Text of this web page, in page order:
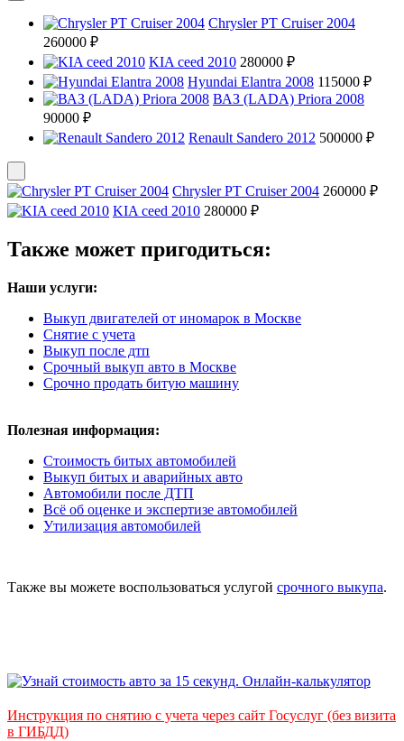
Chrysler PT Cruiser 2004
260000 ₽
KIA ceed 2010 280000 ₽
Hyundai Elantra 2008 115000 ₽
ВАЗ (LADA) Priora 2008
90000 ₽
Renault Sandero 2012 500000 ₽
Chrysler PT Cruiser 2004 260000 ₽
KIA ceed 2010 280000 ₽
Также может пригодиться:
Наши услуги:
Выкуп двигателей от иномарок в Москве
Снятие с учета
Выкуп после дтп
Срочный выкуп авто в Москве
Срочно продать битую машину
Полезная информация:
Стоимость битых автомобилей
Выкуп битых и аварийных авто
Автомобили после ДТП
Всё об оценке и экспертизе автомобилей
Утилизация автомобилей
Также вы можете воспользоваться услугой срочного выкупа.
Инструкция по снятию с учета через сайт Госуслуг (без визита
в ГИБДД)